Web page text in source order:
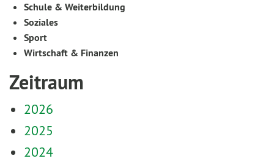
Schule & Weiterbildung
Soziales
Sport
Wirtschaft & Finanzen
Zeitraum
2026
2025
2024